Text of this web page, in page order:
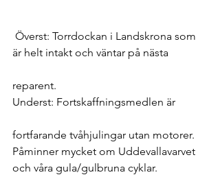
är helt intakt och väntar på nästa
reparent.
Underst: Fortskaffningsmedlen är
fortfarande tvåhjulingar utan motorer.
Påminner mycket om Uddevallavarvet
och våra gula/gulbruna cyklar.